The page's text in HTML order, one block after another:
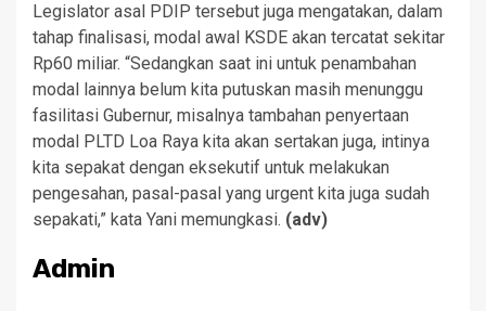
Legislator asal PDIP tersebut juga mengatakan, dalam
tahap finalisasi, modal awal KSDE akan tercatat sekitar
Rp60 miliar. “Sedangkan saat ini untuk penambahan
modal lainnya belum kita putuskan masih menunggu
fasilitasi Gubernur, misalnya tambahan penyertaan
modal PLTD Loa Raya kita akan sertakan juga, intinya
kita sepakat dengan eksekutif untuk melakukan
pengesahan, pasal-pasal yang urgent kita juga sudah
sepakati,” kata Yani memungkasi. (adv)
Admin